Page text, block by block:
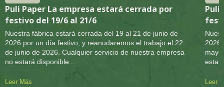
Puli Paper La empresa estará cerrada por
festivo del 19/6 al 21/6
Nuestra fábrica estará cerrada del 19 al 21 de junio de
2026 por un día festivo, y reanudaremos el trabajo el 22
de junio de 2026. Cualquier servicio de nuestra empresa
no estará disponible...
Leer Más
Puli
2026
Leer